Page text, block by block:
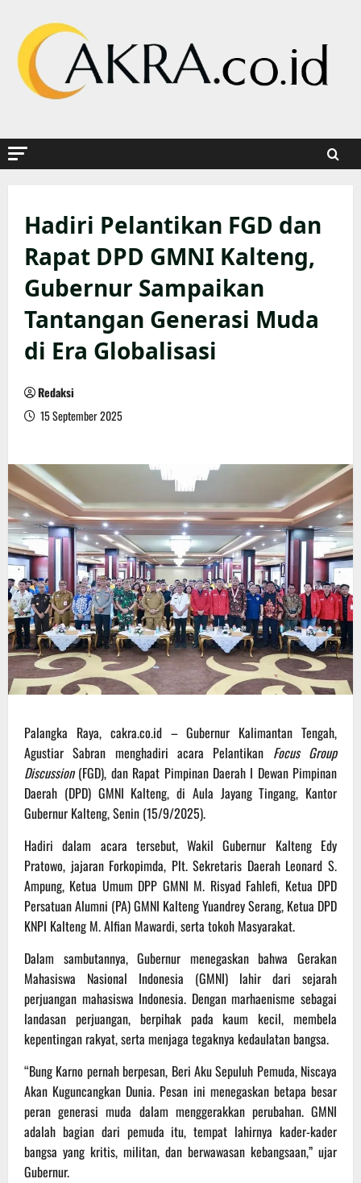
content
Hadiri Pelantikan FGD dan
Rapat DPD GMNI Kalteng,
Gubernur Sampaikan
Tantangan Generasi Muda
di Era Globalisasi
Redaksi
15 September 2025
Palangka Raya, cakra.co.id – Gubernur Kalimantan Tengah,
Agustiar Sabran menghadiri acara Pelantikan Focus Group
Discussion(FGD), dan Rapat Pimpinan Daerah I Dewan Pimpinan
Daerah (DPD) GMNI Kalteng, di Aula Jayang Tingang, Kantor
Gubernur Kalteng, Senin (15/9/2025).
Hadiri dalam acara tersebut, Wakil Gubernur Kalteng Edy
Pratowo, jajaran Forkopimda, Plt. Sekretaris Daerah Leonard S.
Ampung, Ketua Umum DPP GMNI M. Risyad Fahlefi, Ketua DPD
Persatuan Alumni (PA) GMNI Kalteng Yuandrey Serang, Ketua DPD
KNPI Kalteng M. Alfian Mawardi, serta tokoh Masyarakat.
Dalam sambutannya, Gubernur menegaskan bahwa Gerakan
Mahasiswa Nasional Indonesia (GMNI) lahir dari sejarah
perjuangan mahasiswa Indonesia. Dengan marhaenisme sebagai
landasan perjuangan, berpihak pada kaum kecil, membela
kepentingan rakyat, serta menjaga tegaknya kedaulatan bangsa.
“Bung Karno pernah berpesan, Beri Aku Sepuluh Pemuda, Niscaya
Akan Kuguncangkan Dunia. Pesan ini menegaskan betapa besar
peran generasi muda dalam menggerakkan perubahan. GMNI
adalah bagian dari pemuda itu, tempat lahirnya kader-kader
bangsa yang kritis, militan, dan berwawasan kebangsaan,” ujar
Gubernur.